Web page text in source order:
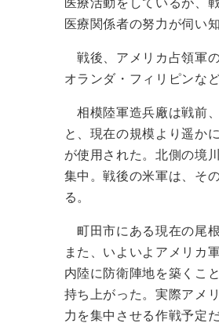
医療関係者の努力が伺い知
戦後、アメリカ占領軍
オランダ・フィリピンな
相模陸軍造兵廠は戦前
と、現在の規模より遥か
が使用された。北側の境
集中。戦後の米軍は、そ
る。
町田市にある現在の尾
また、いよいよアメリカ
内陸に防衛陣地を築くこ
持ち上がった。実際アメ
力を集中させる作戦予定